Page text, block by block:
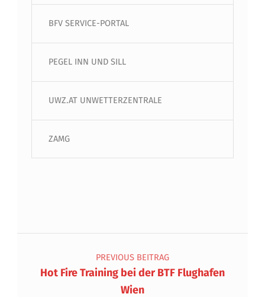
BFV SERVICE-PORTAL
PEGEL INN UND SILL
UWZ.AT UNWETTERZENTRALE
ZAMG
Beitragsnavigation
PREVIOUS BEITRAG
Hot Fire Training bei der BTF Flughafen
Wien